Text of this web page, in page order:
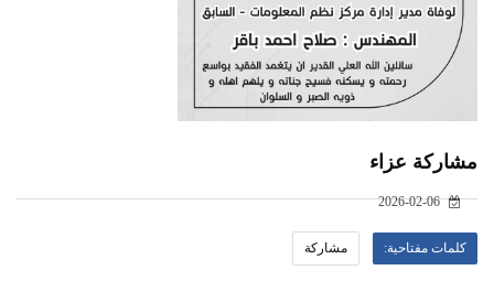
مشاركة عزاء
2026-02-06
كلمات مفتاحية: مشاركة